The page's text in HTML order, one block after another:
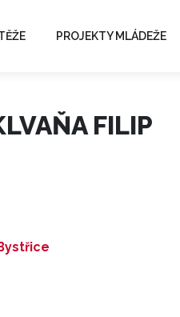
PROJEKTY MLÁDEŽE
FILIP